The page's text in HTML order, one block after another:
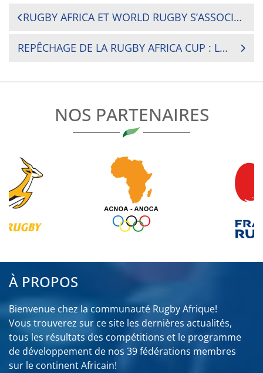
NAVIGATION
RUGBY AFRICA ET WORLD RUGBY S’ASSOCIENT POUR UN COURS EN LIGNE POUR LES OFFICIELS DE MATCH AXÉ SUR LES FEMMES
REPÊCHAGE DE LA RUGBY AFRICA CUP : LE CAMEROUN A BATTU LE BURUNDI PAR 81 À 3
NOS PARTENAIRES
À PROPOS
Bienvenue chez la communauté Rugby Afrique!
Vous trouverez sur ce site les dernières actualités,
tous les résultats des compétitions et le programme
de développement de nos 39 fédérations membres
sur le continent Africain!